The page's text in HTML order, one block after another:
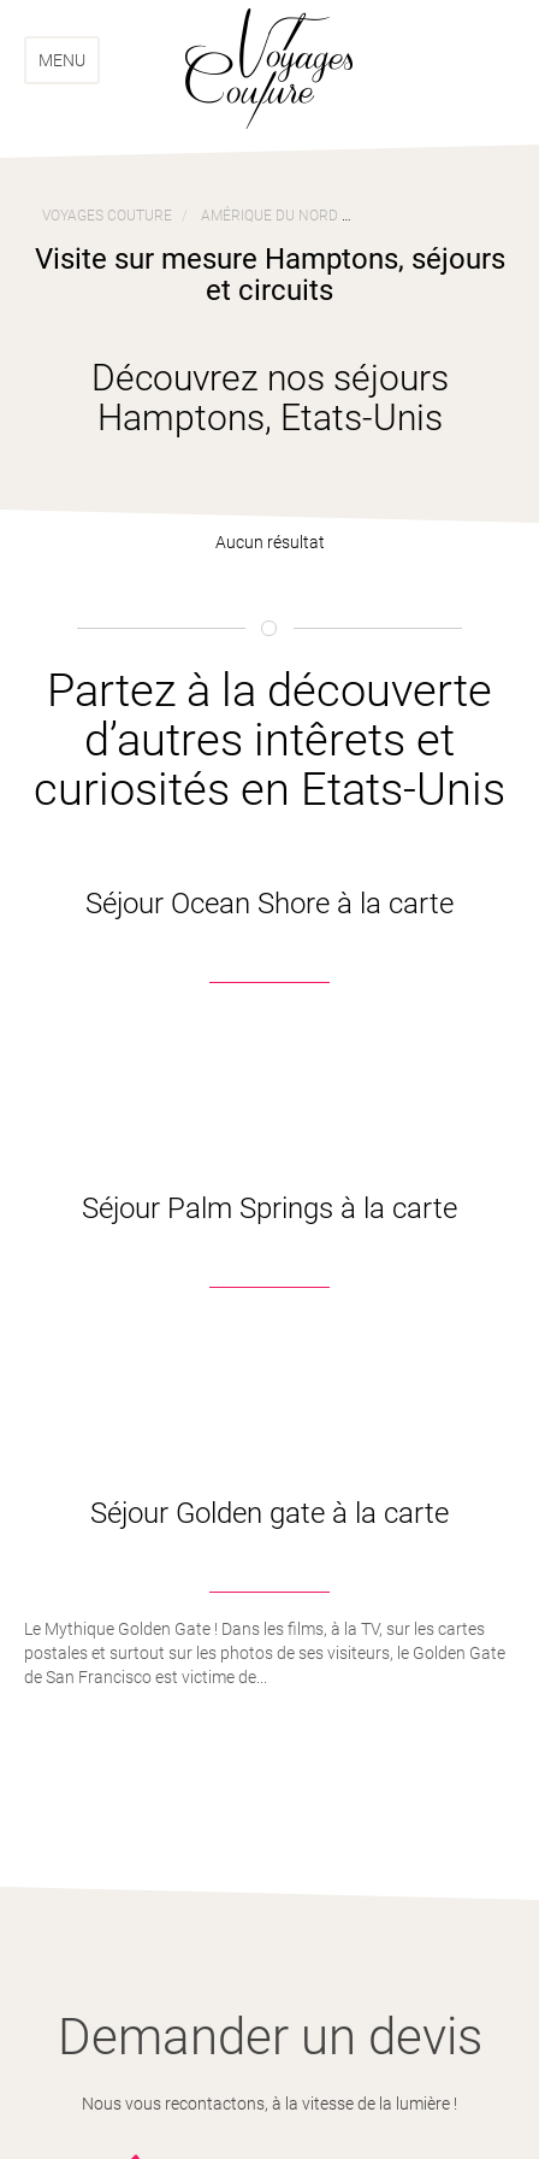
menu
contenuMENU
VOYAGES COUTURE AMÉRIQUE DU NORD
Visite sur mesure Hamptons, séjours
et circuits
Découvrez nos séjours
Hamptons, Etats-Unis
Aucun résultat
Partez à la découverte
d’autres intêrets et
curiosités en Etats-Unis
Séjour Ocean Shore à la carte
Séjour Palm Springs à la carte
Séjour Golden gate à la carte
Le Mythique Golden Gate ! Dans les films, à la TV, sur les cartes
postales et surtout sur les photos de ses visiteurs, le Golden Gate
de San Francisco est victime de...
Demander un devis
Nous vous recontactons, à la vitesse de la lumière !